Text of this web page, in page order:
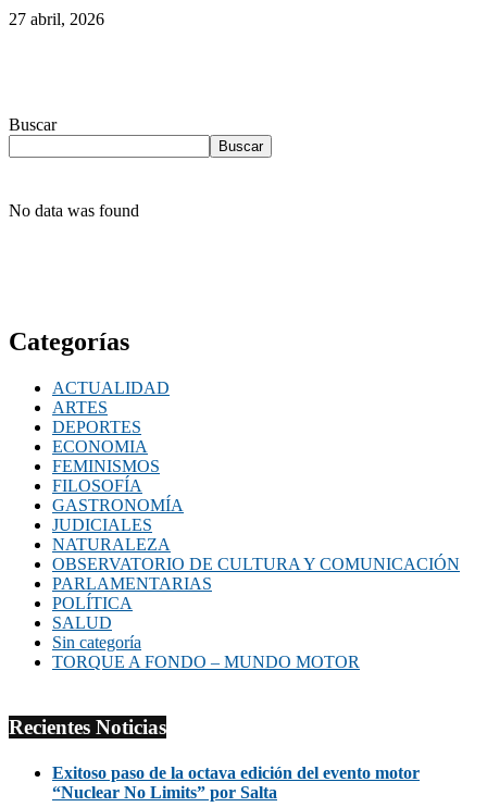
27 abril, 2026
Buscar
Buscar
No data was found
Categorías
ACTUALIDAD
ARTES
DEPORTES
ECONOMIA
FEMINISMOS
FILOSOFÍA
GASTRONOMÍA
JUDICIALES
NATURALEZA
OBSERVATORIO DE CULTURA Y COMUNICACIÓN
PARLAMENTARIAS
POLÍTICA
SALUD
Sin categoría
TORQUE A FONDO – MUNDO MOTOR
Recientes Noticias
Exitoso paso de la octava edición del evento motor
“Nuclear No Limits” por Salta